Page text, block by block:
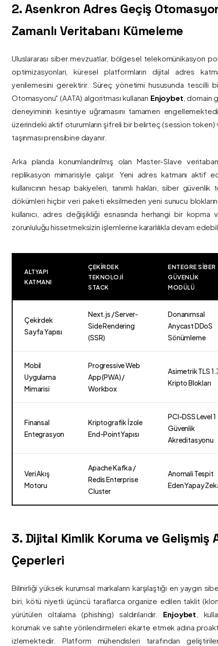
2. Asenkron Adres Geçiş
Zamanlı Veritabanı Kümeleme
Uluslararası siber mevzuatlar, bölgesel telekomünikasyon
optimizasyonları, küresel platformların dijital adres
yenilemesini gerektirir. Süreç yönetimi hususunda tescilli
Otomasyonu" (AATA) algoritması kullanan Enjoybet , domain
deneyiminin kesintiye uğramasını tamamen
üzerindeki aktif oturumların şifreli bir belirteç (session token)
taşınması prensibine dayanır.
Arka planda konumlandırılmış olan Master-Slave
replikasyon mimarisiyle çalışır. Yeni adres katmanı aktif
kullanıcının hesap bakiyeleri, tanımlı hakları, siber
dökümleri hiçbir veri paketi eksilmeden yeni sunucu
kullanıcı, adres değişikliği esnasında herhangi bir
zorunluluğu hissetmeksizin işlemlerine kararlılıkla devam
ALTYAPI
KATMANI
ÇEKIRDEK
TEKNOLOJI
STACK
ENTEGRE SIBER
GÜVENLIK
MODÜLÜ
Çekirdek
Sayfa Yapısı
Next.js / Server-
Side Rendering
(SSR)
Donanımsal
Anycast DDoS
Sönümleme
Mobil
Uygulama
Mimarisi
Progressive Web
App (PWA) /
Workbox
Asimetrik TLS
Kripto Blokları
Finansal
Entegrasyon
Kriptografik İzole
End-Point Yapısı
PCI-DSS Level 1
Güvenlik
Akreditasyonu
Veri Akış
Motoru
Apache Kafka /
Redis Enterprise
Cluster
Anomali Tespit
Eden Yapay
3. Dijital Kimlik Koruma ve Gelişmiş
Çeperleri
Bilinirliği yüksek kurumsal markaların karşılaştığı en yaygın
biri, kötü niyetli üçüncü taraflarca organize edilen taklit
yürütülen oltalama (phishing) saldırılarıdır. Enjoybet ,
korumak ve sahte yönlendirmeleri ekarte etmek adına
izlemektedir. Platform mühendisleri tarafından